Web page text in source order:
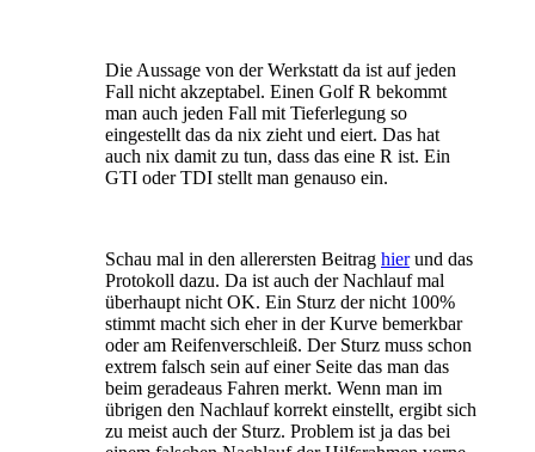
Die Aussage von der Werkstatt da ist auf jeden
Fall nicht akzeptabel. Einen Golf R bekommt
man auch jeden Fall mit Tieferlegung so
eingestellt das da nix zieht und eiert. Das hat
auch nix damit zu tun, dass das eine R ist. Ein
GTI oder TDI stellt man genauso ein.
Schau mal in den allerersten Beitrag hierund das
Protokoll dazu. Da ist auch der Nachlauf mal
überhaupt nicht OK. Ein Sturz der nicht 100%
stimmt macht sich eher in der Kurve bemerkbar
oder am Reifenverschleiß. Der Sturz muss schon
extrem falsch sein auf einer Seite das man das
beim geradeaus Fahren merkt. Wenn man im
übrigen den Nachlauf korrekt einstellt, ergibt sich
zu meist auch der Sturz. Problem ist ja das bei